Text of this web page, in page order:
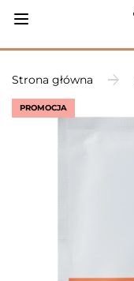
Strona główna
PROMOCJA